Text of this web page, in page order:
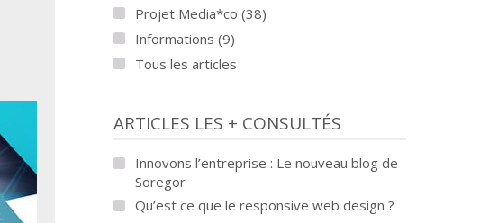
Projet Media*co (38)
Informations (9)
Tous les articles
ARTICLES LES + CONSULTÉS
Innovons l’entreprise : Le nouveau blog de
Soregor
Qu’est ce que le responsive web design ?